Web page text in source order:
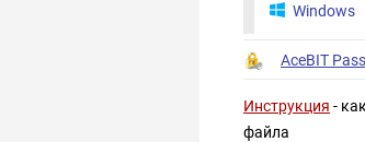
Windows
AceBIT
Инструкция -
файла